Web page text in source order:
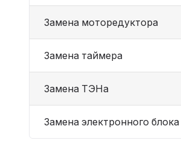
Замена моторедуктора
Замена таймера
Замена ТЭНа
Замена электронного